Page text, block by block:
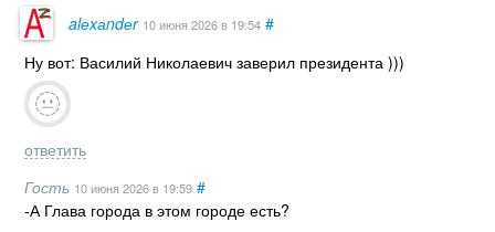
alеxаndеr 10 июня 2026в 19:54 #
Ну вот: Василий Николаевич заверил президента )))
ответить
Гость 10 июня 2026в 19:59 #
-А Глава города в этом городе есть?